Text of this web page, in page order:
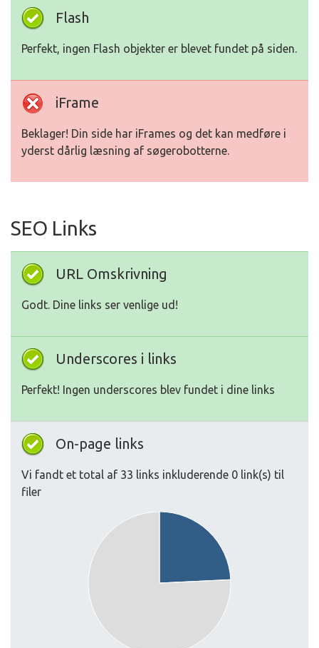
Flash
Perfekt, ingen Flash objekter er blevet fundet på siden.
iFrame
Beklager! Din side har iFrames og det kan medføre i
yderst dårlig læsning af søgerobotterne.
SEO Links
URL Omskrivning
Godt. Dine links ser venlige ud!
Underscores i links
Perfekt! Ingen underscores blev fundet i dine links
On-page links
Vi fandt et total af 33 links inkluderende 0 link(s) til
filer